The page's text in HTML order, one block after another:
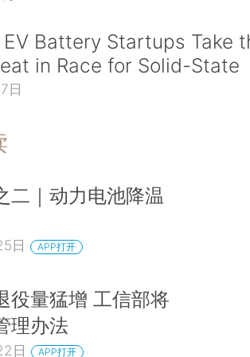
Battery Startups Take
in Race for Solid-State
日
二｜动力电池降温
日 APP打开
役量猛增 工信部将
理办法
日 APP打开